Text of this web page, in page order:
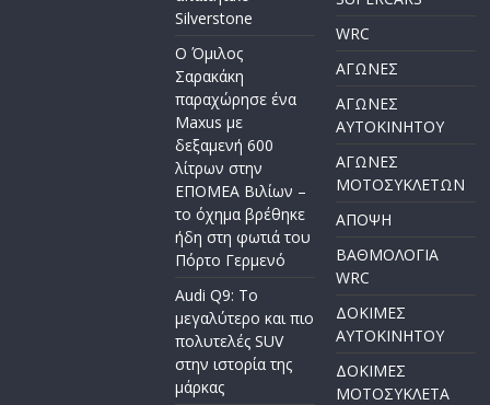
Silverstone
Ο Όμιλος
Σαρακάκη
παραχώρησε ένα
Maxus με
δεξαμενή 600
λίτρων στην
ΕΠΟΜΕΑ Βιλίων –
το όχημα βρέθηκε
ήδη στη φωτιά του
Πόρτο Γερμενό
Audi Q9: Το
μεγαλύτερο και πιο
πολυτελές SUV
στην ιστορία της
μάρκας
WRC
ΑΓΩΝΕΣ
ΑΓΩΝΕΣ
AYTOKINHTOY
ΑΓΩΝΕΣ
ΜΟΤΟΣΥΚΛΕΤΩΝ
ΑΠΟΨΗ
ΒΑΘΜΟΛΟΓΙΑ
WRC
ΔΟΚΙΜΕΣ
ΑΥΤΟΚΙΝΗΤΟΥ
ΔΟΚΙΜΕΣ
ΜΟΤΟΣΥΚΛΕΤΑ